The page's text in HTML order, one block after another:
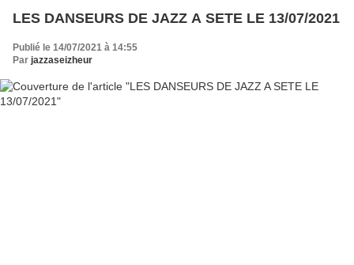
LES DANSEURS DE JAZZ A SETE LE 13/07/2021
Publié le 14/07/2021 à 14:55
Par jazzaseizheur